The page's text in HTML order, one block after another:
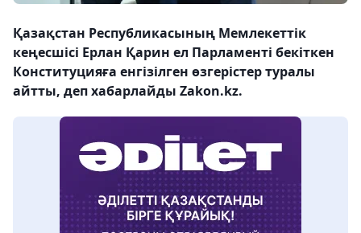
Қазақстан Республикасының Мемлекеттік
кеңесшісі Ерлан Қарин ел Парламенті бекіткен
Конституцияға енгізілген өзгерістер туралы
айтты, деп хабарлайды Zakon.kz.